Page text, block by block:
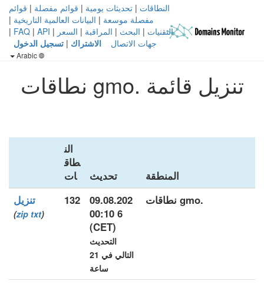
النطاقات | تحديثات يومية | قوائم مفصلة | قوائم
مفصلة موسعة | البيانات العالمية التاريخية |
التقنيات | البحث | المراقبة | السعر |
FAQ | API
|
جهات الاتصال
الاشتراك | تسجيل الدخول
تنزيل قائمة .gmo نطاقات
المنطقة تحديث
الن
طاق
ات
.gmo نطاقات
09.08.202
6 00:10
(CET)
التحديث
التالي في 21
ساعة
132 تنزيل
(
zip txt
)